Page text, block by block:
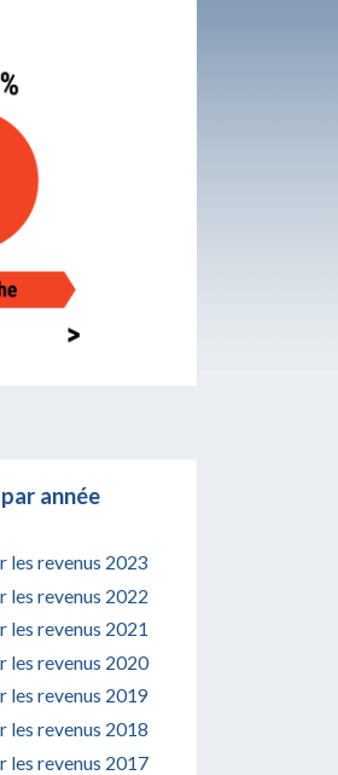
année
les revenus 2023
les revenus 2022
les revenus 2021
les revenus 2020
les revenus 2019
les revenus 2018
les revenus 2017